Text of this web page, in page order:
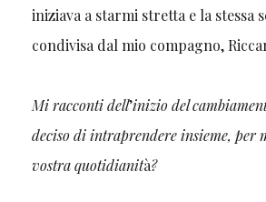
iniziava a starmi stretta e la stessa
condivisa dal mio compagno,
Mi racconti dell’inizio del
deciso di intraprendere insieme, per
vostra quotidianità?